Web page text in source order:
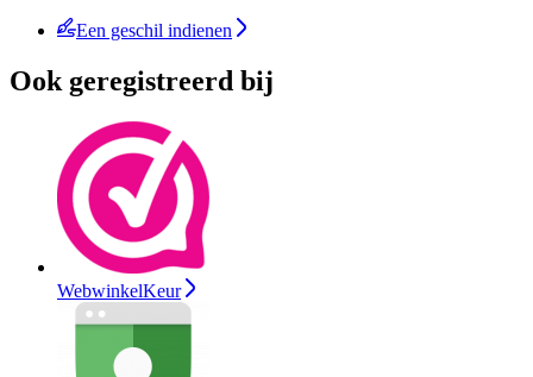
Een geschil indienen
Ook geregistreerd bij
WebwinkelKeur